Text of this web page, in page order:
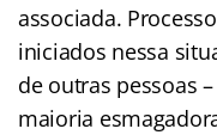
associada.
iniciados nessa
de outras pessoas
maioria